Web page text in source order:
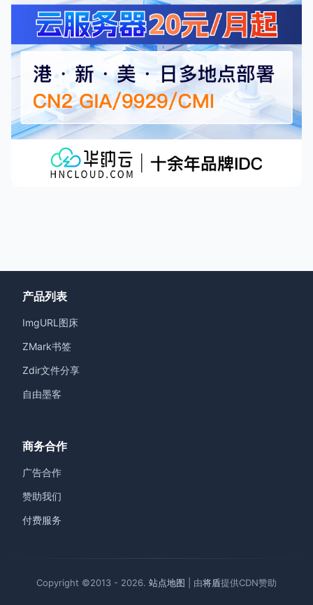
产品列表
ImgURL图床
ZMark书签
Zdir文件分享
自由墨客
商务合作
广告合作
赞助我们
付费服务
Copyright ©2013 - 2026. 站点地图 | 由将盾提供CDN赞助